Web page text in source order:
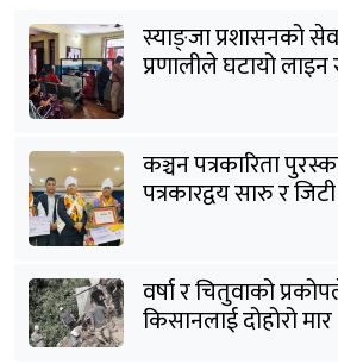
स्याङ्जा प्रशासनको
प्रणालीले घटायो
कञ्चन पत्रकारिता
पत्रकारद्वय सारु र
वर्षा र चितुवाको
किसानलाई दोहोरो मार